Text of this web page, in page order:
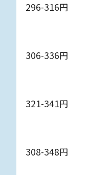
296-316円
306-336円
321-341円
308-348円